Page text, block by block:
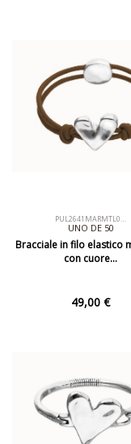
PUL2641MARMTL0…
UNO DE 50
Bracciale in filo elastico
con cuore…
49,00 €